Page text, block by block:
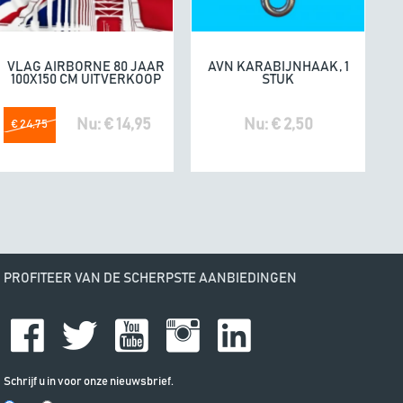
In winkelwagen
VLAG AIRBORNE 80 JAAR
100X150 CM UITVERKOOP
€ 24,75 Nu: € 14,95
In winkelwagen
AVN KARABIJNHAAK, 1
STUK
Nu: € 2,50
PROFITEER VAN DE SCHERPSTE AANBIEDINGEN
Schrijf u in voor onze nieuwsbrief.